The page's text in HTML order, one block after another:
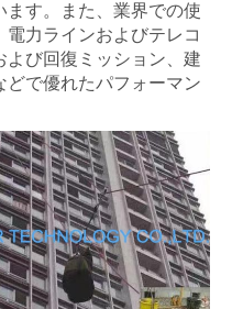
ます。また、業界での使
力ラインおよびテレコ
よび回復ミッション、建
で優れたパフォーマン